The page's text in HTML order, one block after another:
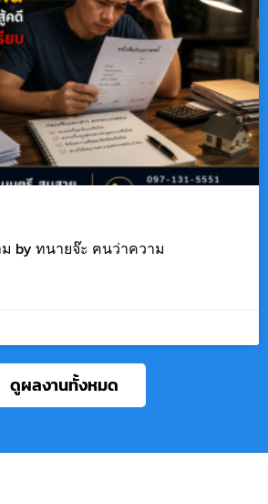
by ทนายจ๊ะ ฅนว่าความ
ดูผลงานทั้งหมด